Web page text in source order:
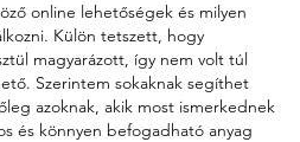
online lehetőségek és milyen
Külön tetszett, hogy
magyarázott, így nem volt túl
Szerintem sokaknak segíthet
azoknak, akik most ismerkednek
és könnyen befogadható anyag